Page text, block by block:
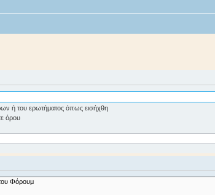
ή του ερωτήματος όπως εισήχθη
όρου